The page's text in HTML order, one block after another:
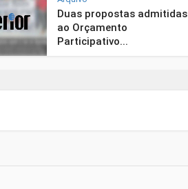
Duas propostas admitidas
ao Orçamento
Participativo...